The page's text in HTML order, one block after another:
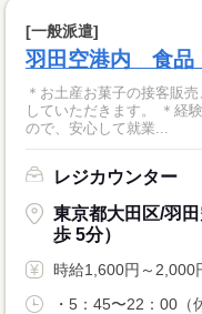
[一般派遣]
羽田空港内 食品
＊お土産お菓子の接客販
していただきます。 ＊経
ので、安心して就業...
レジカウンター
東京都大田区/羽
歩 5分）
時給1,600円～2,000
・5：45〜22：00